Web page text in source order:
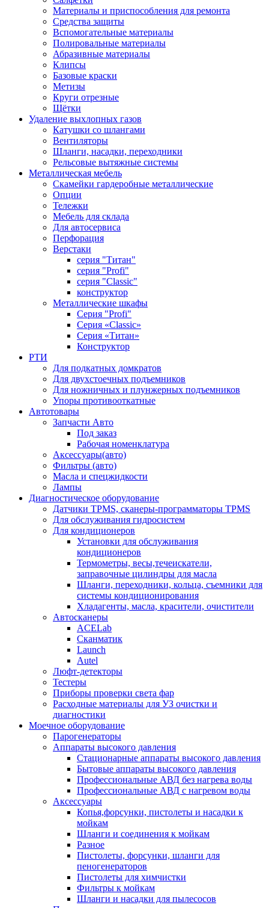
Материалы и приспособления для ремонта
Средства защиты
Вспомогательные материалы
Полировальные материалы
Абразивные материалы
Клипсы
Базовые краски
Метизы
Круги отрезные
Щётки
Удаление выхлопных газов
Катушки со шлангами
Вентиляторы
Шланги, насадки, переходники
Рельсовые вытяжные системы
Металлическая мебель
Скамейки гардеробные металлические
Опции
Тележки
Мебель для склада
Для автосервиса
Перфорация
Верстаки
серия "Титан"
серия "Profi"
серия "Classic"
конструктор
Металлические шкафы
Серия "Profi"
Серия «Classic»
Серия «Титан»
Конструктор
РТИ
Для подкатных домкратов
Для двухстоечных подъемников
Для ножничных и плунжерных подъемников
Упоры противооткатные
Автотовары
Запчасти Авто
Под заказ
Рабочая номенклатура
Аксессуары(авто)
Фильтры (авто)
Масла и спецжидкости
Лампы
Диагностическое оборудование
Датчики TPMS, сканеры-программаторы TPMS
Для обслуживания гидросистем
Для кондиционеров
Установки для обслуживания
кондиционеров
Термометры, весы,течеискатели,
заправочные цилиндры для масла
Шланги, переходники, кольца, съемники для
системы кондиционирования
Хладагенты, масла, красители, очистители
Автосканеры
ACELab
Сканматик
Launch
Autel
Люфт-детекторы
Тестеры
Приборы проверки света фар
Расходные материалы для УЗ очистки и
диагностики
Моечное оборудование
Парогенераторы
Аппараты высокого давления
Стационарные аппараты высокого давления
Бытовые аппараты высокого давления
Профессиональные АВД без нагрева воды
Профессиональные АВД с нагревом воды
Аксессуары
Копья,форсунки, пистолеты и насадки к
мойкам
Шланги и соединения к мойкам
Разное
Пистолеты, форсунки, шланги для
пеногенераторов
Пистолеты для химчистки
Фильтры к мойкам
Шланги и насадки для пылесосов